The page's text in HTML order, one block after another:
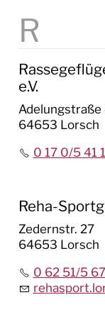
e.V.
Adelungstraße
64653 Lorsch
0 17 0/5 41
Reha-
Zedernstr. 27
64653 Lorsch
0 62 51/5